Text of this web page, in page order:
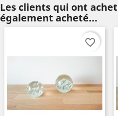
Les clients qui ont
également acheté...
favorite_border